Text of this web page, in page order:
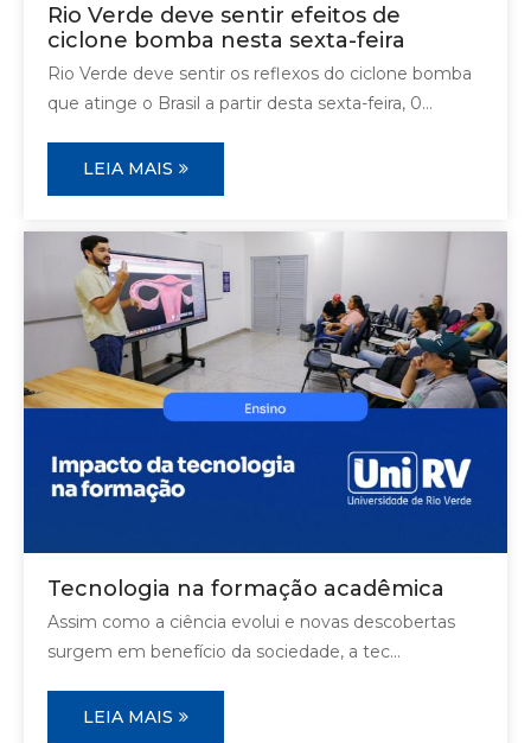
Rio Verde deve sentir efeitos de
ciclone bomba nesta sexta-feira
Rio Verde deve sentir os reflexos do ciclone bomba
que atinge o Brasil a partir desta sexta-feira, 0...
LEIA MAIS
Tecnologia na formação acadêmica
Assim como a ciência evolui e novas descobertas
surgem em benefício da sociedade, a tec...
LEIA MAIS